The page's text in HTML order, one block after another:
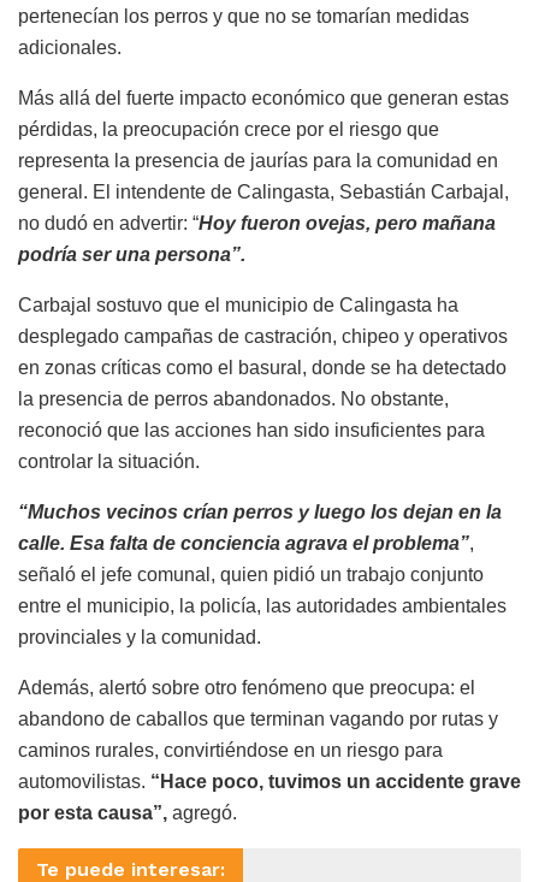
pertenecían los perros y que no se tomarían medidas
adicionales.
Más allá del fuerte impacto económico que generan estas
pérdidas, la preocupación crece por el riesgo que
representa la presencia de jaurías para la comunidad en
general. El intendente de Calingasta, Sebastián Carbajal,
no dudó en advertir: “Hoy fueron ovejas, pero mañana
podría ser una persona”.
Carbajal sostuvo que el municipio de Calingasta ha
desplegado campañas de castración, chipeo y operativos
en zonas críticas como el basural, donde se ha detectado
la presencia de perros abandonados. No obstante,
reconoció que las acciones han sido insuficientes para
controlar la situación.
“Muchos vecinos crían perros y luego los dejan en la
calle. Esa falta de conciencia agrava el problema”,
señaló el jefe comunal, quien pidió un trabajo conjunto
entre el municipio, la policía, las autoridades ambientales
provinciales y la comunidad.
Además, alertó sobre otro fenómeno que preocupa: el
abandono de caballos que terminan vagando por rutas y
caminos rurales, convirtiéndose en un riesgo para
automovilistas. “Hace poco, tuvimos un accidente grave
por esta causa”, agregó.
Te puede interesar: